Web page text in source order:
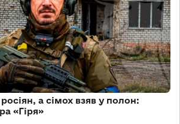
а сімох взяв у полон:
«Гіря»